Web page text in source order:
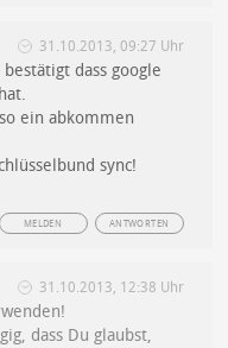
31.10.2013, 09:27 Uhr
dass google
ein abkommen
sync!
ANTWORTEN
MELDEN
31.10.2013, 12:38 Uhr
dass Du glaubst,